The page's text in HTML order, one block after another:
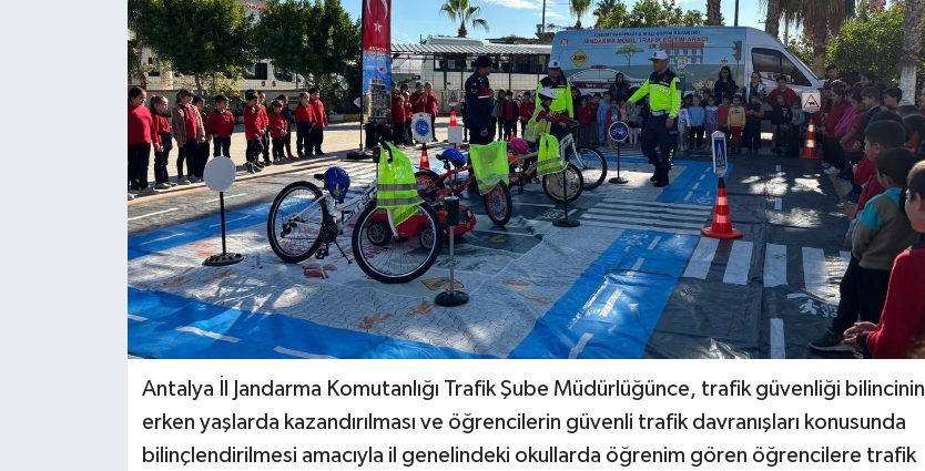
Antalya İl Jandarma Komutanlığı Trafik Şube Müdürlüğünce, trafik güvenliği bilincinin
erken yaşlarda kazandırılması ve öğrencilerin güvenli trafik davranışları konusunda
bilinçlendirilmesi amacıyla il genelindeki okullarda öğrenim gören öğrencilere trafik
EĞİTİM
RÖPORTAJ
VİDEO HABERLER
YAZARLAR
RESMİ İLAN
MAGAZİN